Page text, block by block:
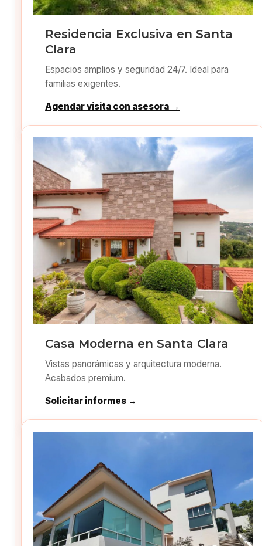
Residencia Exclusiva en Santa
Clara
Espacios amplios y seguridad 24/7. Ideal para
familias exigentes.
Agendar visita con asesora →
Casa Moderna en Santa Clara
Vistas panorámicas y arquitectura moderna.
Acabados premium.
Solicitar informes →